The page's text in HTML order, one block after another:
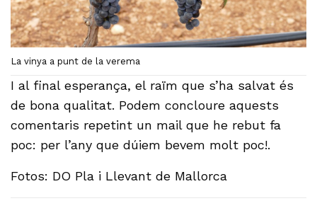
La vinya a punt de la verema
I al final esperança, el raïm que s’ha salvat és
de bona qualitat. Podem concloure aquests
comentaris repetint un mail que he rebut fa
poc: per l’any que dúiem bevem molt poc!.
Fotos: DO Pla i Llevant de Mallorca